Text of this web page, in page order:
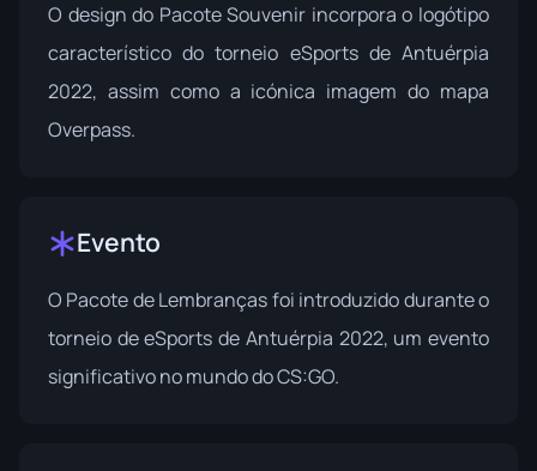
O design do Pacote Souvenir incorpora o logótipo
característico do torneio eSports de Antuérpia
2022, assim como a icónica imagem do mapa
Overpass.
Evento
O Pacote de Lembranças foi introduzido durante o
torneio de eSports de Antuérpia 2022, um evento
significativo no mundo do CS:GO.